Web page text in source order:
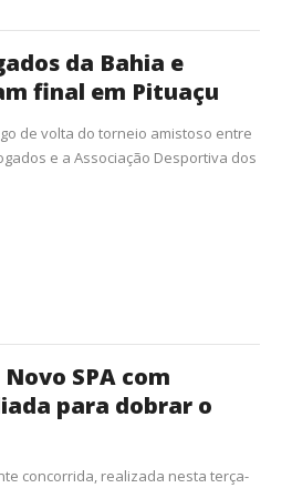
da Bahia e
final em Pituaçu
de volta do torneio amistoso entre
e a Associação Desportiva dos
SPA com
para dobrar o
concorrida, realizada nesta terça-